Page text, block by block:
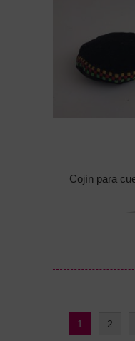
Cojín para
1 2